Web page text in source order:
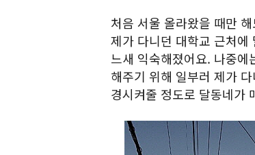
처음 서울 올라왔을 때만
제가 다니던 대학교 근처에
느새 익숙해졌어요. 나중
해주기 위해 일부러 제가
경시켜줄 정도로 달동네가